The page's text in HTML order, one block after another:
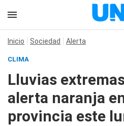
Inicio Sociedad Alerta
CLIMA
Lluvias
alerta naranja
provincia este